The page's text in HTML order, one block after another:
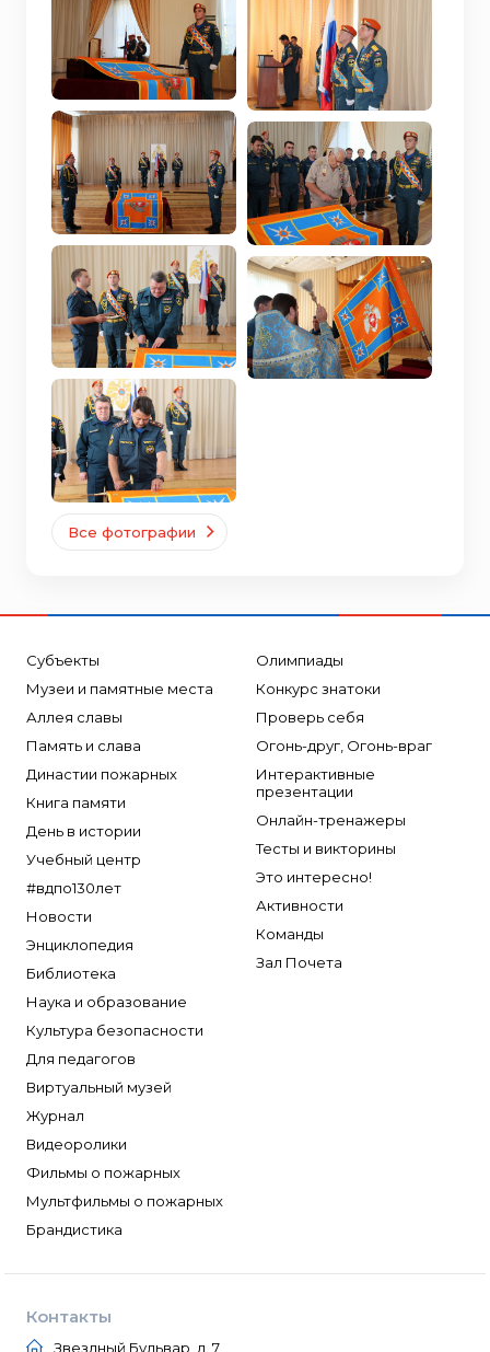
Все фотографии
Субъекты
Музеи и памятные места
Аллея славы
Память и слава
Династии пожарных
Книга памяти
День в истории
Учебный центр
#вдпо130лет
Новости
Энциклопедия
Библиотека
Наука и образование
Культура безопасности
Для педагогов
Виртуальный музей
Журнал
Видеоролики
Фильмы о пожарных
Мультфильмы о пожарных
Брандистика
Олимпиады
Конкурс знатоки
Проверь себя
Огонь-друг, Огонь-враг
Интерактивные
презентации
Онлайн-тренажеры
Тесты и викторины
Это интересно!
Активности
Команды
Зал Почета
Контакты
Звездный Бульвар, д. 7